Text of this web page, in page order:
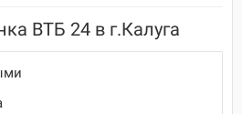
ВТБ 24 в г.Калуга